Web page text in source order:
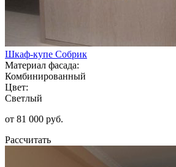
Шкаф-купе Собрик
Материал фасада:
Комбинированный
Цвет:
Светлый
от 81 000 руб.
Рассчитать